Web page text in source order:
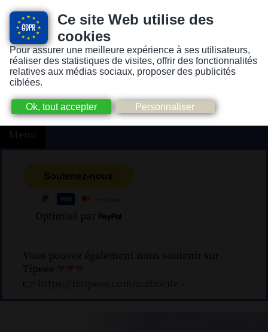
Ce site Web utilise des
cookies
Pour assurer une meilleure expérience à ses utilisateurs,
réaliser des statistiques de visites, offrir des fonctionnalités
relatives aux médias sociaux, proposer des publicités
ciblées.
Version pour personnes mal-voyantes ou non-voyantes
Menu
Optimisé par
Vous pouvez également nous soutenir sur
Tipeee
👉
-